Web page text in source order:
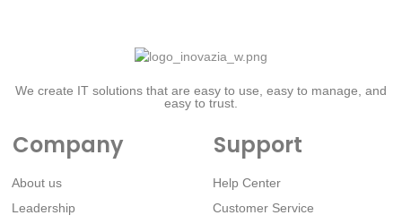
We create IT solutions that are easy to use, easy to manage, and
easy to trust.
Company
About us
Leadership
Support
Help Center
Customer Service